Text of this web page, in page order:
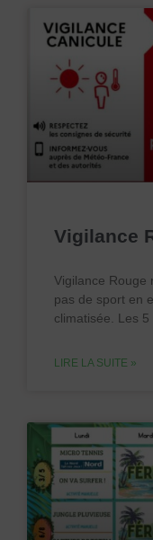
Vigilance
Vigilance Rouge
pas de sport en
climatisée. Les
LIRE LA SUITE »